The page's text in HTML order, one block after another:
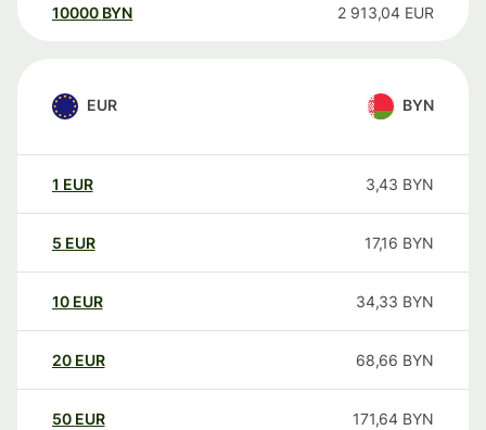
10000 BYN 2 913,04 EUR
EUR BYN
1 EUR 3,43 BYN
5 EUR 17,16 BYN
10 EUR 34,33 BYN
20 EUR 68,66 BYN
50 EUR 171,64 BYN